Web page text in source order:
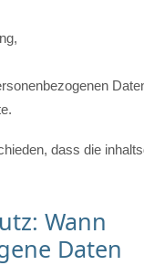
dass die
Wann
Daten